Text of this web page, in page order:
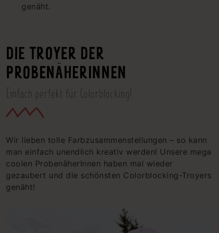
genäht.
DIE TROYER DER
PROBENÄHERINNEN
Einfach perfekt für Colorblocking!
Wir lieben tolle Farbzusammenstellungen – so kann
man einfach unendlich kreativ werden! Unsere mega
coolen ProbenäherInnen haben mal wieder
gezaubert und die schönsten Colorblocking-Troyers
genäht!